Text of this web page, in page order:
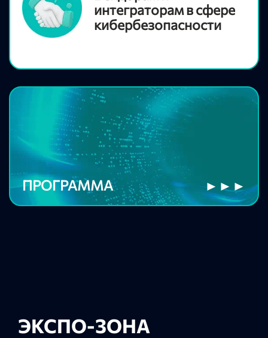
интеграторам в сфере
кибербезопасности
ПРОГРАММА ►►►
ЭКСПО-ЗОНА